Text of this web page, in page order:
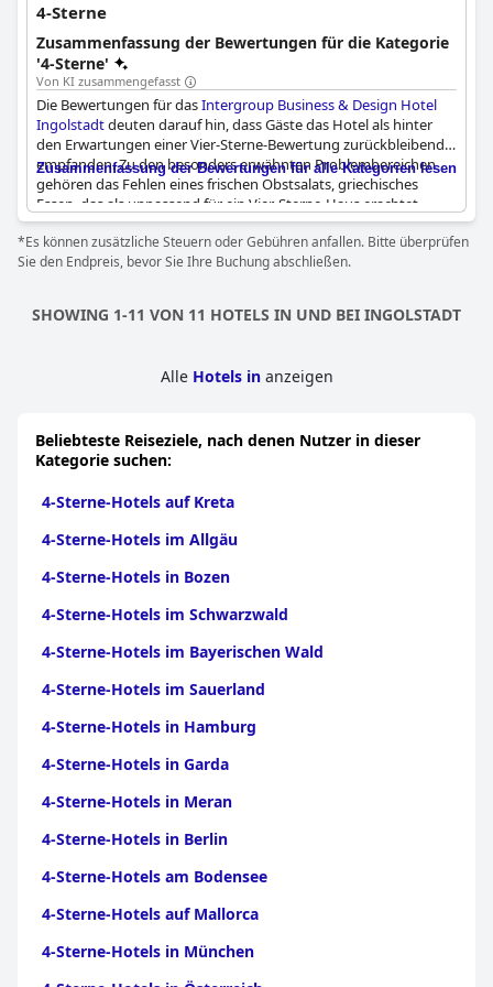
4-Sterne
Zusammenfassung der Bewertungen für die Kategorie
'4-Sterne'
Von KI zusammengefasst
Die Bewertungen für dasIntergroup Business & Design Hotel
Ingolstadtdeuten darauf hin, dass Gäste das Hotel als hinter
den Erwartungen einer Vier-Sterne-Bewertung zurückbleibend
empfanden. Zu den besonders erwähnten Problembereichen
gehören das Fehlen eines frischen Obstsalats, griechisches
Essen, das als unpassend für ein Vier-Sterne-Haus erachtet
wurde, und Beschwerden, die nicht mit dem auf diesem Niveau
erwarteten Ernst behandelt wurden. Auch die Sauberkeit wurde
als verbesserungsbedürftig hervorgehoben. Viele Gäste waren
Annehmlichkeiten, wie z. B. Mineralwasser mit und ohne
Zusätzlich wurde das Frühstückserlebnis als qualitativ
und ungeeignet befunden, wobei in einer Bewertung die
Herabstufung des üblichen Frühstückssystems auf ein
das nach Ansicht mehrerer Gäste nicht einem Vier-Sterne-
möglicherweise einige positive Aspekte, doch diese Mängel
Bewertung das gebotene Erlebnis nicht genau widerspiegelt.
Zusammenfassung der Bewertungen für alle Kategorien lesen
*Es können zusätzliche Steuern oder Gebühren anfallen. Bitte überprüfen
Sie den Endpreis, bevor Sie Ihre Buchung abschließen.
SHOWING 1-11 VON 11 HOTELS IN UND BEI INGOLSTADT
Alle Hotels in anzeigen
Beliebteste Reiseziele, nach denen Nutzer in dieser
Kategorie suchen:
4-Sterne-Hotels auf Kreta
4-Sterne-Hotels im Allgäu
4-Sterne-Hotels in Bozen
4-Sterne-Hotels im Schwarzwald
4-Sterne-Hotels im Bayerischen Wald
4-Sterne-Hotels im Sauerland
4-Sterne-Hotels in Hamburg
4-Sterne-Hotels in Garda
4-Sterne-Hotels in Meran
4-Sterne-Hotels in Berlin
4-Sterne-Hotels am Bodensee
4-Sterne-Hotels auf Mallorca
4-Sterne-Hotels in München